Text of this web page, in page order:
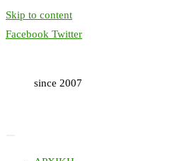
Skip to content
Facebook Twitter
since 2007